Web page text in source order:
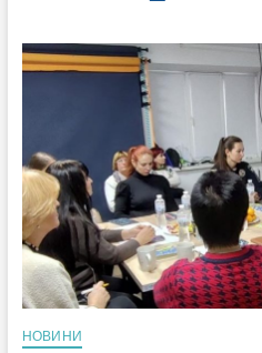
стосовно
екс-
чиновника
Укратрансбезпеки
в
Луганській
області
Олега
Голуба,
а
зараз
начальника
УЖКГ
Лисичанської
НОВИНИ